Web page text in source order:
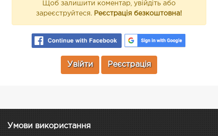
Щоб залишити коментар, увійдіть або
зареєструйтеся. Реєстрація безкоштовна!
Увійти Реєстрація
Умови використання